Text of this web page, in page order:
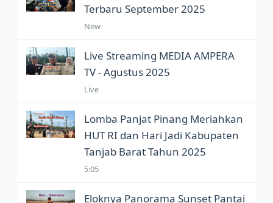
Terbaru September 2025
New
Live Streaming MEDIA AMPERA
TV - Agustus 2025
Live
Lomba Panjat Pinang Meriahkan
HUT RI dan Hari Jadi Kabupaten
Tanjab Barat Tahun 2025
5:05
Eloknya Panorama Sunset Pantai